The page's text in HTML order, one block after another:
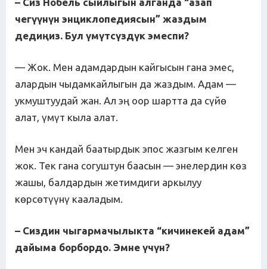
чегүүнүн энциклопедиясын” жаздым
дедиңиз. Бул үмүтсүздүк эмеспи?
— Жок. Мен адамдардын кайгысын гана эмес,
алардын чыдамкайлыгын да жаздым. Адам —
укмуштуудай жан. Ал эң оор шартта да сүйө
алат, үмүт кыла алат.
Мен эч кандай баатырдык эпос жазгым келген
жок. Тек гана согуштун баасын — энелердин көз
жашы, балдардын жетимдиги аркылуу
көрсөтүүнү кааладым.
– Сиздин чыгармачылыкта “кичинекей адам”
дайыма борбордо. Эмне үчүн?